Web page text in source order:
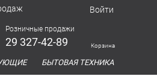
Войти
Розничные продажи
29 327-42-89 Корзина
БЫТОВАЯ ТЕХНИКА